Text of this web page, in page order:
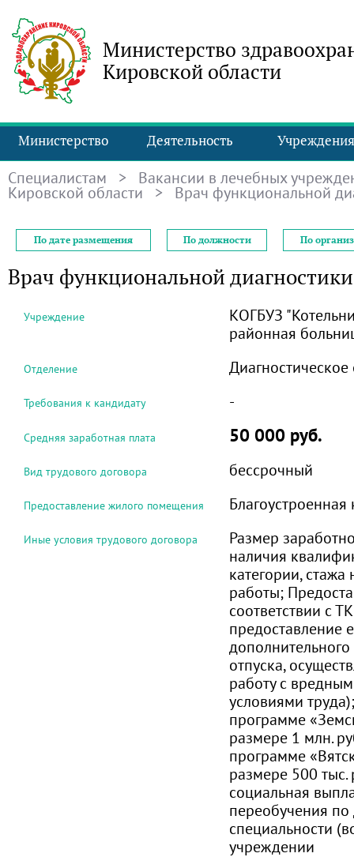
Министерство
Кировской области
Министерство Деятельность Учреждения
Специалистам > Вакансии в лечебных
Кировской области > Врач функциональной
По дате размещения По должности По
Врач функциональной диагностики
Учреждение
КОГБУЗ
районная
Отделение
Требования к кандидату -
Средняя заработная плата 50 000 руб.
Вид трудового договора бессрочный
Предоставление жилого помещения Благоустроенная
Иные условия трудового договора
Размер
наличия
категории,
работы;
соответствии с
предоставление
отпуска,
работу с
условиями
программе
размере 1 млн.
программе
размере 500 тыс.
социальная
переобучения по
специальности
учреждении